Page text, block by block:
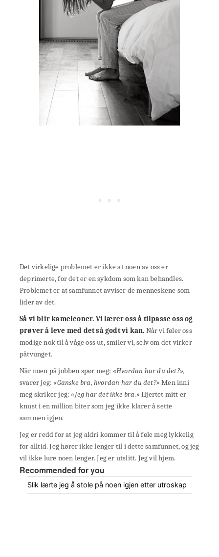
Det virkelige problemet er ikke at noen av oss er
deprimerte, for det er en sykdom som kan behandles.
Problemet er at samfunnet avviser de menneskene som
lider av det.
Så vi blir kameleoner. Vi lærer oss å tilpasse oss og
prøver å leve med det så godt vi kan. Når vi føler oss
modige nok til å våge oss ut, smiler vi, selv om det virker
påtvunget.
Når noen på jobben spør meg: «Hvordan har du det?»,
svarer jeg:«Ganske bra, hvordan har du det?» Men inni
meg skriker jeg: «Jeg har det ikke bra.» Hjertet mitt er
knust i en million biter som jeg ikke klarer å sette
sammen igjen.
Jeg er redd for at jeg aldri kommer til å føle meg lykkelig
for alltid. Jeg hører ikke lenger til i dette samfunnet, og jeg
vil ikke lure noen lenger. Jeg er utslitt. Jeg vil hjem.
Recommended for you
Slik lærte jeg å stole på noen igjen etter utroskap